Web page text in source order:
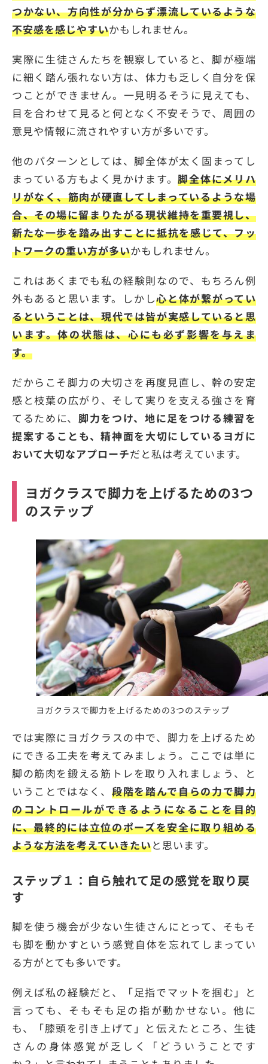
つかない、方向性が分からず漂流しているような
不安感を感じやすいかもしれません。
実際に生徒さんたちを観察していると、脚が極端
に細く踏ん張れない方は、体力も乏しく自分を保
つことができません。一見明るそうに見えても、
目を合わせて見ると何となく不安そうで、周囲の
意見や情報に流されやすい方が多いです。
他のパターンとしては、脚全体が太く固まってし
まっている方もよく見かけます。脚全体にメリハ
リがなく、筋肉が硬直してしまっているような場
合、その場に留まりたがる現状維持を重要視し、
新たな一歩を踏み出すことに抵抗を感じて、フッ
トワークの重い方が多いかもしれません。
これはあくまでも私の経験則なので、もちろん例
外もあると思います。しかし心と体が繋がってい
るということは、現代では皆が実感していると思
います。体の状態は、心にも必ず影響を与えま
す。
だからこそ脚力の大切さを再度見直し、幹の安定
感と枝葉の広がり、そして実りを支える強さを育
てるために、 脚力をつけ、地に足をつける練習を
提案することも、精神面を大切にしているヨガに
おいて大切なアプローチだと私は考えています。
ヨガクラスで脚力を上げるための3つ
のステップ
ヨガクラスで脚力を上げるための3つのステップ
では実際にヨガクラスの中で、脚力を上げるため
にできる工夫を考えてみましょう。ここでは単に
脚の筋肉を鍛える筋トレを取り入れましょう、と
いうことではなく、 段階を踏んで自らの力で脚力
のコントロールができるようになることを目的
に、最終的には立位のポーズを安全に取り組める
ような方法を考えていきたいと思います。
ステップ１：自ら触れて足の感覚を取り戻
す
脚を使う機会が少ない生徒さんにとって、そもそ
も脚を動かすという感覚自体を忘れてしまってい
る方がとても多いです。
例えば私の経験だと、「足指でマットを掴む」と
言っても、そもそも足の指が動かせない。他に
も、「膝頭を引き上げて」と伝えたところ、生徒
さんの身体感覚が乏しく「どういうことです